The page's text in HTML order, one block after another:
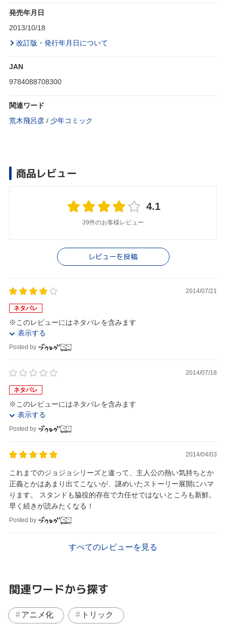
発売年月日
2013/10/18
改訂版・発行年月日について
JAN
9784088708300
関連ワード
荒木飛呂彦 / 少年コミック
商品レビュー
4.1
39件のお客様レビュー
レビューを投稿
2014/07/21
ネタバレ
※このレビューにはネタバレを含みます
表示する
Posted by
2014/07/18
ネタバレ
※このレビューにはネタバレを含みます
表示する
Posted by
2014/04/03
これまでのジョジョシリーズと違って、主人公の熱い気持ちとか
正義とかはあまり出てこないが、謎めいたストーリー展開にハマ
ります。 スタンドも脇役的存在で力任せではないところも新鮮。
早く続きが読みたくなる！
Posted by
すべてのレビューを見る
関連ワードから探す
アニメ化 トリック